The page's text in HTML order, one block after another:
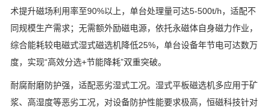
术提升磁场利用率至90%以上，单台处理量可达5-500t/h，适配不
同规模生产需求；无需额外励磁电源，依托永磁体自身磁力作业，
综合能耗较电磁式湿式磁选机降低25%，单台设备年节电可达数万
度，实现“高效分选+节能降耗”双重突破。
耐腐耐磨防护强，适配恶劣湿式工况。湿式平板磁选机多应用于矿
浆、高湿度等恶劣工况，对设备防护性能要求极高，恒磁科技针对